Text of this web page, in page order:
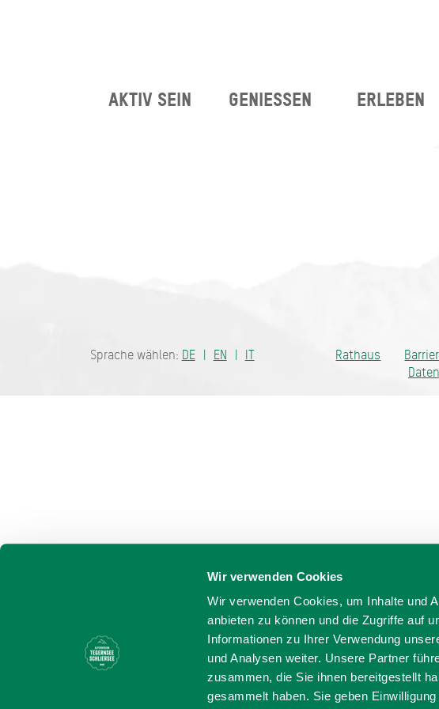
Wir verwenden Cookies
Wir verwenden Cookies, um Inhalte und
anbieten zu können und die Zugriffe auf
Informationen zu Ihrer Verwendung
und Analysen weiter. Unsere Partner
zusammen, die Sie ihnen bereitgestellt
gesammelt haben. Sie geben
Sprache wählen: DE EN IT Rathaus
AKTIV SEIN GENIESSEN ERLEBEN
Suche